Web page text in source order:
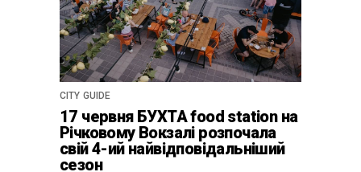
CITY GUIDE
17 червня БУХТА food station на
Річковому Вокзалі розпочала
свій 4-ий найвідповідальніший
сезон